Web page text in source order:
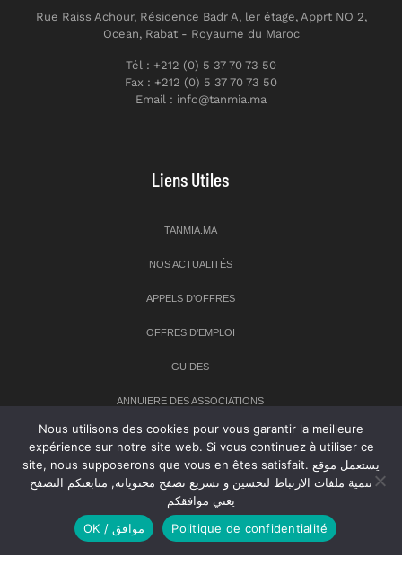
Rue Raiss Achour, Résidence Badr A, ler étage, Apprt NO 2,
Ocean, Rabat - Royaume du Maroc
Tél : +212 (0) 5 37 70 73 50
Fax : +212 (0) 5 37 70 73 50
Email : info@tanmia.ma
Liens Utiles
TANMIA.MA
NOS ACTUALITÉS
APPELS D’OFFRES
OFFRES D’EMPLOI
GUIDES
ANNUIERE DES ASSOCIATIONS
Newsletter
Inscrivez-vous à notre newsletter pour recevoir les dernières
nouvelles sur TANMIA
Nous utilisons des cookies pour vous garantir la meilleure
expérience sur notre site web. Si vous continuez à utiliser ce
site, nous supposerons que vous en êtes satisfait. يستعمل موقع
تنمية ملفات الارتباط لتحسين و تسريع تصفح محتوياته, متابعتكم التصفح
يعني موافقكم
OK / موافق
Politique de confidentialité